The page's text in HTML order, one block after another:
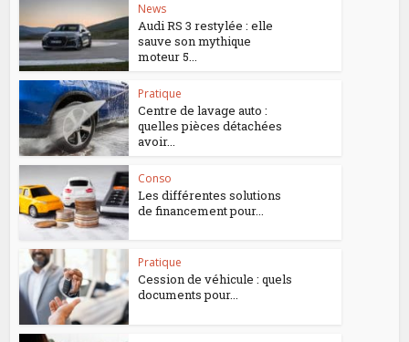
News
Audi RS 3 restylée : elle
sauve son mythique
moteur 5...
Pratique
Centre de lavage auto :
quelles pièces détachées
avoir...
Conso
Les différentes solutions
de financement pour...
Pratique
Cession de véhicule : quels
documents pour...